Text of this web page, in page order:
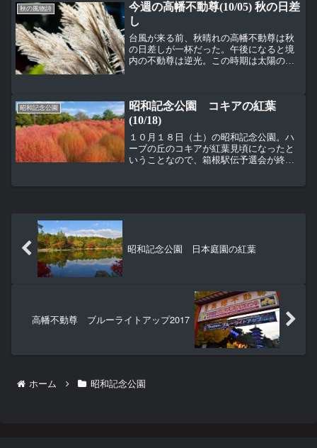
境内の参拝者が少ない、七...
秋の風物詩
今週の高幡不動尊(10/05) 秋の日差
し
台風が来る前、秋晴れの高幡不動尊は秋
の日差しが一杯だった。午後になると境
内の不動尊は逆光。この時期は太陽の高
五重塔先端の相輪とサルス...
昭和記念公園
昭和記念公園 コキアの紅葉
(10/18)
１０月１８日（土）の昭和記念公園。ハ
ーブの丘のコキアが紅葉見頃になったと
いうことなので、箱根駅伝予選会が終わ
かしい。
昭和記念公園 日本庭園の紅葉
高幡不動尊 ブルーライトアップ2017
ホーム 昭和記念公園